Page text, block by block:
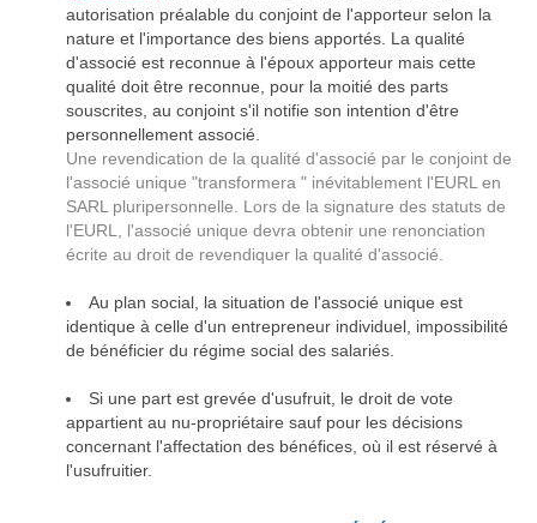
autorisation préalable du conjoint de l'apporteur selon la
nature et l'importance des biens apportés. La qualité
d'associé est reconnue à l'époux apporteur mais cette
qualité doit être reconnue, pour la moitié des parts
souscrites, au conjoint s'il notifie son intention d'être
personnellement associé.
Une revendication de la qualité d'associé par le conjoint de
l'associé unique "transformera " inévitablement l'EURL en
SARL pluripersonnelle. Lors de la signature des statuts de
l'EURL, l'associé unique devra obtenir une renonciation
écrite au droit de revendiquer la qualité d'associé.
Au plan social, la situation de l'associé unique est
identique à celle d'un entrepreneur individuel, impossibilité
de bénéficier du régime social des salariés.
Si une part est grevée d'usufruit, le droit de vote
appartient au nu-propriétaire sauf pour les décisions
concernant l'affectation des bénéfices, où il est réservé à
l'usufruitier.